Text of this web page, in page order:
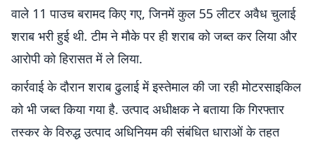
वाले 11 पाउच बरामद किए गए, जिनमें कुल 55 लीटर अवैध चुलाई
शराब भरी हुई थी. टीम ने मौके पर ही शराब को जब्त कर लिया और
आरोपी को हिरासत में ले लिया.
कार्रवाई के दौरान शराब ढुलाई में इस्तेमाल की जा रही मोटरसाइकिल
को भी जब्त किया गया है. उत्पाद अधीक्षक ने बताया कि गिरफ्तार
तस्कर के विरुद्ध उत्पाद अधिनियम की संबंधित धाराओं के तहत